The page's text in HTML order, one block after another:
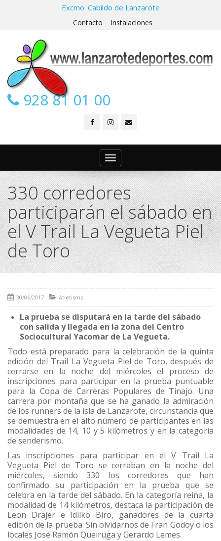
Excmo. Cabildo de Lanzarote
Contacto Instalaciones
928 81 01 00
Toggle
navigation
330 corredores
participarán el sábado en
el V Trail La Vegueta Piel
de Toro
30/06/2017 Atletismo
La prueba se disputará en la tarde del sábado
con salida y llegada en la zona del Centro
Sociocultural Yacomar de La Vegueta.
Todo está preparado para la celebración de la quinta
edición del Trail La Vegueta Piel de Toro, después de
cerrarse en la noche del miércoles el proceso de
inscripciones para participar en la prueba puntuable
para la Copa de Carreras Populares de Tinajo. Una
carrera por montaña que se ha ganado la admiración
de los runners de la isla de Lanzarote, circunstancia que
se demuestra en el alto número de participantes en las
modalidades de 14, 10 y 5 kilómetros y en la categoría
de senderismo.
Las inscripciones para participar en el V Trail La
Vegueta Piel de Toro se cerraban en la noche del
miércoles, siendo 330 los corredores que han
confirmado su participación en la prueba que se
celebra en la tarde del sábado. En la categoría reina, la
modalidad de 14 kilómetros, destaca la participación de
Leon Drajer e Idilko Biro, ganadores de la cuarta
edición de la prueba. Sin olvidarnos de Fran Godoy o los
locales José Ramón Queiruga y Gerardo Lemes.